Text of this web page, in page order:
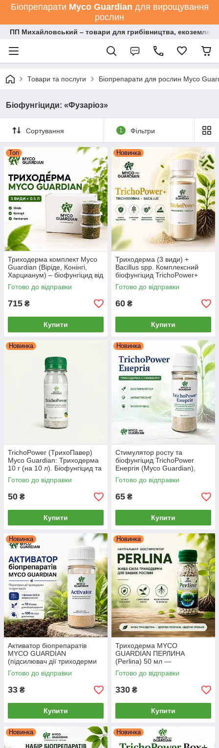
Біопрепарати Мyco Guardian для вирощування
рослин
ПП Михайловський – товари для грибівництва,
Товари та послуги Біопрепарати для рослин Myco
Біофунгіциди: «Фузаріоз»
Сортування 1 Фільтри
Топ
Триходерма комплект Myco
Guardian (Віріде, Конінгі,
Харцианум) – біофунгіцид від
фітофторозу, сірої гнилі,
фузаріозу 3 шт * 0.5 л
Готово до відправки
715 ₴
Купити
Новинка
Триходерма (3 види) +
Bacillus spp. Комплексний
біофунгіцид TrichoPower+
(Myco Guardian), 10 г
Готово до відправки
60 ₴
Купити
Новинка
TrichoPower (ТрихоПавер)
Myco Guardian: Триходерма
10 г (на 10 л). Біофунгіцид та
укорінювач
Готово до відправки
50 ₴
Купити
Новинка
Стимулятор росту та
біофунгіцид TrichoPower
Енергія (Myco Guardian),
Триходерма + Ламінарія, 10 г
Готово до відправки
65 ₴
Купити
Новинка
Активатор біопрепаратів
MYCO GUARDIAN
(підсилювач дії триходерми
та фунгіцидів), 6.5 г
Готово до відправки
33 ₴
Купити
Новинка
Триходерма MYCO
GUARDIAN ПЕРЛИНА
(Perlina) 50 мл —
біофунгіцид-концентрат,
стимулятор, антистресант
Готово до відправки
330 ₴
Купити
Новинка Новинка